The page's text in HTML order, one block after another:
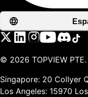
© 2026 TOPVIEW PTE.
Singapore: 20 Collyer
Los Angeles: 15970